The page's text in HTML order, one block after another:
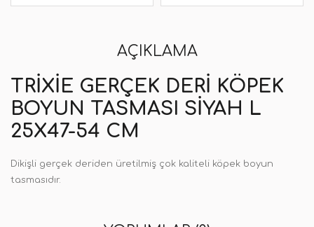
AÇIKLAMA
TRIXIE GERÇEK DERI KÖPEK
BOYUN TASMASI SIYAH L
25X47-54 CM
Dikişli gerçek deriden üretilmiş çok kaliteli köpek boyun
tasmasıdır.